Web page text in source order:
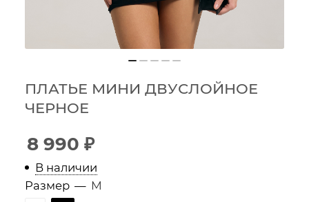
ПЛАТЬЕ МИНИ ДВУСЛОЙНОЕ
ЧЕРНОЕ
8 990 ₽
В наличии
Размер — M